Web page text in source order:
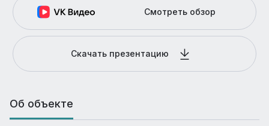
Смотреть обзор
Скачать презентацию
Об объекте